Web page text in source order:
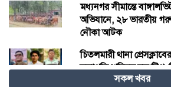
মধ্যনগর সীমান্তে
অভিযানে, ২৮ ভারতীয়
নৌকা আটক
চিতলমারী থানা
সভাপতি শহিদুল হক টিপু,
মো: আজাদ খান, সাধারণ
সকল খবর